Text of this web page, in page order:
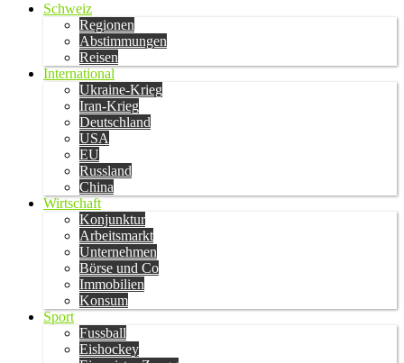
Schweiz
Regionen
Abstimmungen
Reisen
International
Ukraine-Krieg
Iran-Krieg
Deutschland
USA
EU
Russland
China
Wirtschaft
Konjunktur
Arbeitsmarkt
Unternehmen
Börse und Co
Immobilien
Konsum
Sport
Fussball
Eishockey